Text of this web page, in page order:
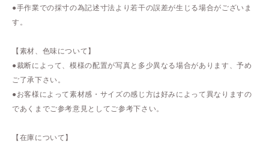
●手作業での採寸の為記述寸法より若干の誤差が生じる場合がございま
す。
【素材、色味について】
●裁断によって、模様の配置が写真と多少異なる場合があります、予め
ご了承下さい。
●お客様によって素材感・サイズの感じ方は好みによって異なりますの
であくまでご参考意見としてご参考下さい。
【在庫について】